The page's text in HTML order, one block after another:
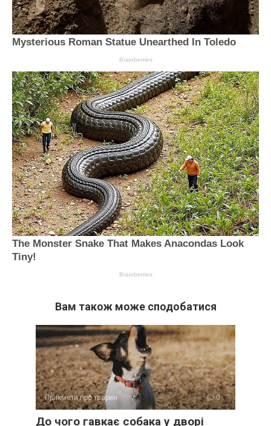
Вам також може сподобатися
Прикмети про тварин 0
До чого гавкає собака у дворі